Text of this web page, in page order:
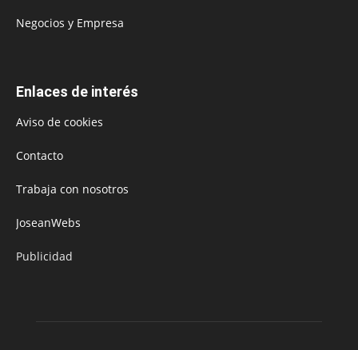
Negocios y Empresa
Enlaces de interés
Aviso de cookies
Contacto
Trabaja con nosotros
JoseanWebs
Publicidad